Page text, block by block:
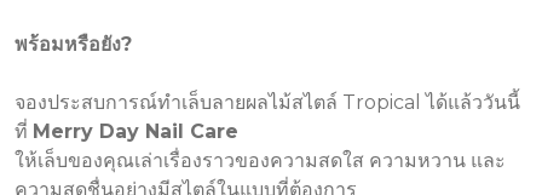
พร้อมหรือยัง?
จองประสบการณ์ทำเล็บลายผลไม้สไตล์ Tropical ได้แล้ววันนี้
ที่ Merry Day Nail Care
ให้เล็บของคุณเล่าเรื่องราวของความสดใส ความหวาน และ
ความสดชื่นอย่างมีสไตล์ในแบบที่ต้องการ